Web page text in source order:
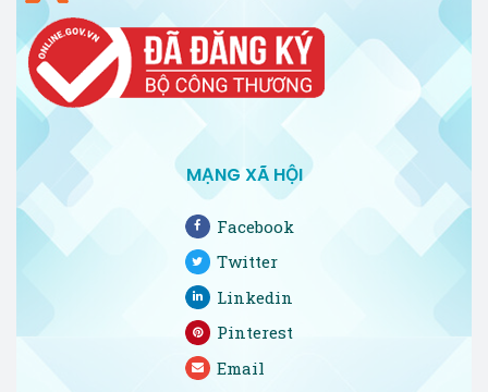
MẠNG XÃ HỘI
Facebook
Twitter
Linkedin
Pinterest
Email